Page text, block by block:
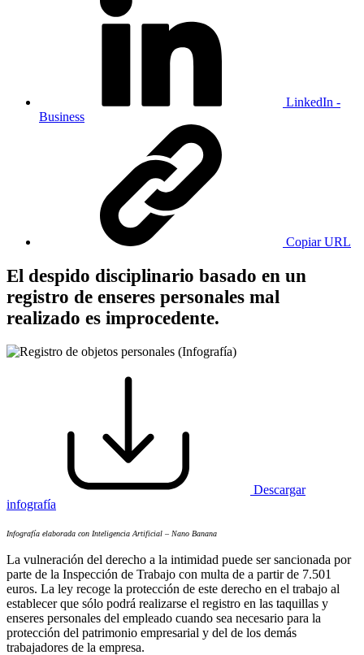
LinkedIn -
Business
Copiar URL
El despido disciplinario basado en un
registro de enseres personales mal
realizado es improcedente.
Descargar
infografía
Infografía elaborada con Inteligencia Artificial – Nano Banana
La vulneración del derecho a la intimidad puede ser sancionada por
parte de la Inspección de Trabajo con multa de a partir de 7.501
euros. La ley recoge la protección de este derecho en el trabajo al
establecer que sólo podrá realizarse el registro en las taquillas y
enseres personales del empleado cuando sea necesario para la
protección del patrimonio empresarial y del de los demás
trabajadores de la empresa.